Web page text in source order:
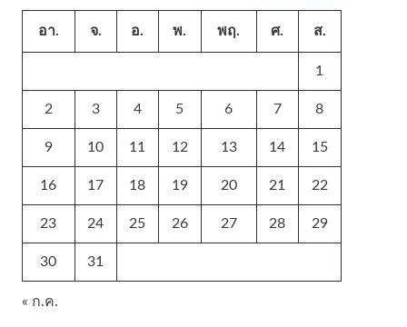
อา. จ. อ. พ. พฤ. ศ. ส.
1
2 3 4 5 6 7 8
9 10 11 12 13 14 15
16 17 18 19 20 21 22
23 24 25 26 27 28 29
30 31
« ก.ค.